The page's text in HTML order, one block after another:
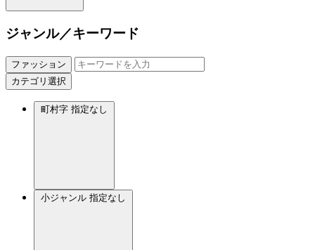
ジャンル／キーワード
ファッション
カテゴリ選択
町村字 指定なし
小ジャンル 指定なし